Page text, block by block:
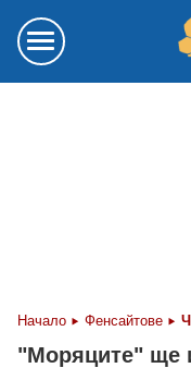
Начало Фенсайтове
"Моряците" ще